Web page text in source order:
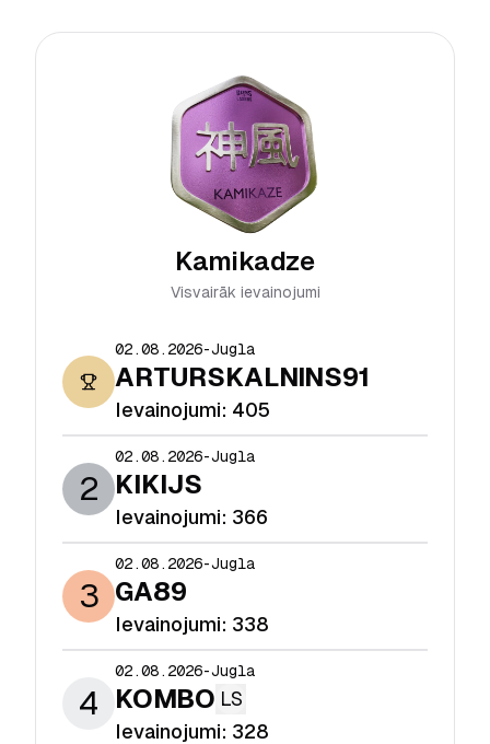
Kamikadze
Visvairāk ievainojumi
02.08.2026-Jugla
ARTURSKALNINS91
Ievainojumi: 405
2
02.08.2026-Jugla
KIKIJS
Ievainojumi: 366
3
02.08.2026-Jugla
GA89
Ievainojumi: 338
4
02.08.2026-Jugla
KOMBO LS
Ievainojumi: 328